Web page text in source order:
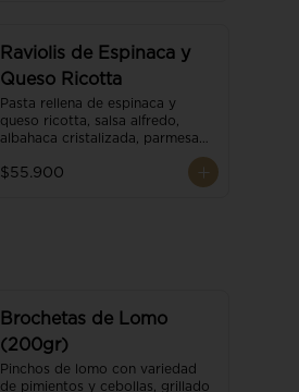
Raviolis de Espinaca y
Queso Ricotta
Pasta rellena de espinaca y
queso ricotta, salsa alfredo,
albahaca cristalizada, parmesano
$55.900
Brochetas de Lomo
(200gr)
Pinchos de lomo con variedad
de pimientos y cebollas, grillado